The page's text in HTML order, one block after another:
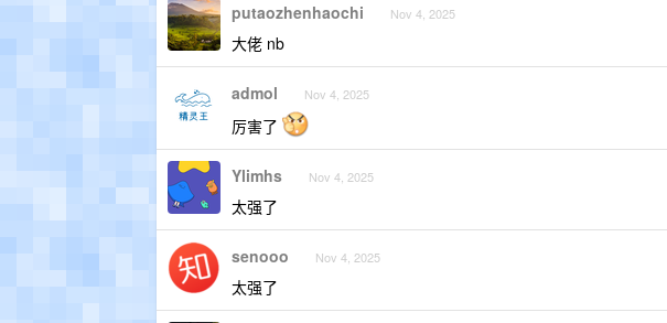
putaozhenhaochi Nov 4, 2025
大佬 nb
admol Nov 4, 2025
厉害了
Ylimhs Nov 4, 2025
太强了
senooo Nov 4, 2025
太强了